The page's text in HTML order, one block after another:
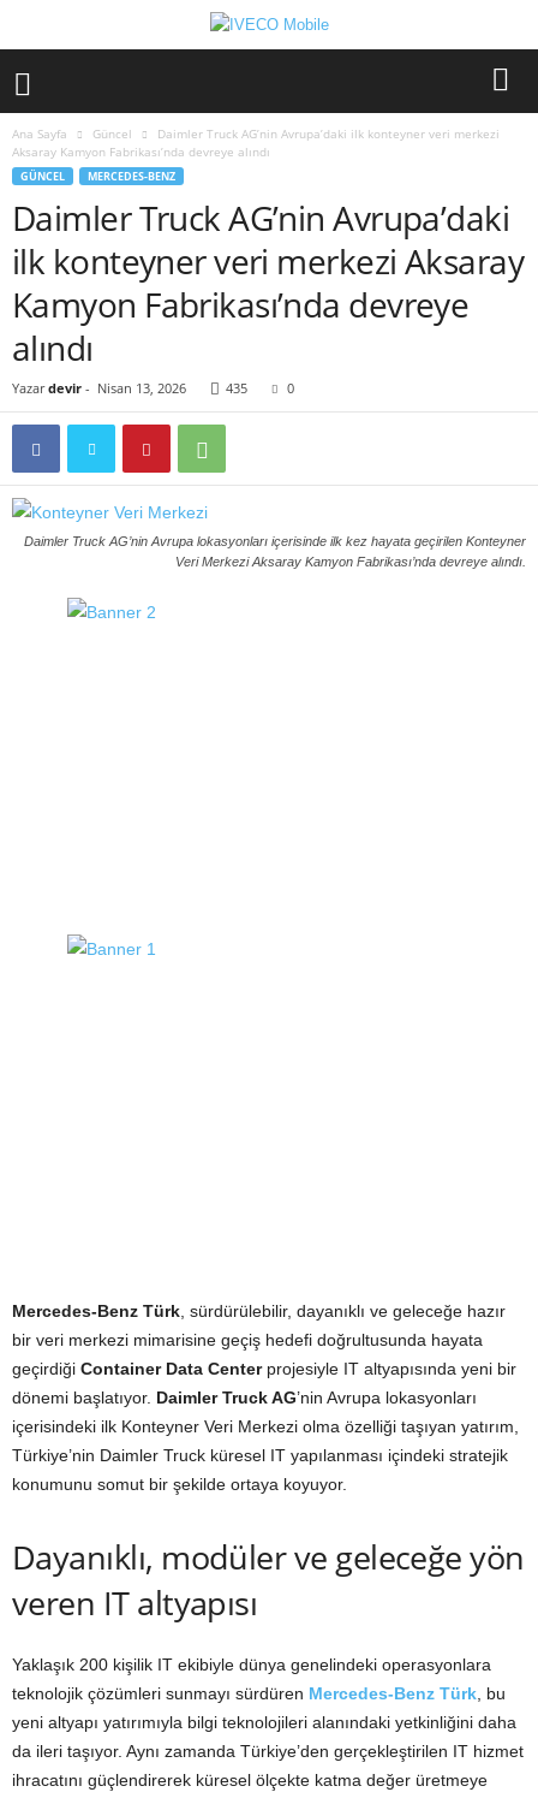
Ana Sayfa Güncel
Daimler Truck AG’nin Avrupa’daki ilk konteyner veri merkezi
Aksaray Kamyon Fabrikası’nda devreye alındı
GÜNCEL MERCEDES-BENZ
Daimler Truck AG’nin Avrupa’daki
ilk konteyner veri merkezi Aksaray
Kamyon Fabrikası’nda devreye
alındı
Yazar devir - Nisan 13, 2026 435 0
Daimler Truck AG’nin Avrupa lokasyonları içerisinde ilk kez hayata geçirilen Konteyner
Veri Merkezi Aksaray Kamyon Fabrikası’nda devreye alındı.
Mercedes-Benz Türk , sürdürülebilir, dayanıklı ve geleceğe hazır
bir veri merkezi mimarisine geçiş hedefi doğrultusunda hayata
geçirdiği Container Data Centerprojesiyle IT altyapısında yeni bir
dönemi başlatıyor. Daimler Truck AG’nin Avrupa lokasyonları
içerisindeki ilk Konteyner Veri Merkezi olma özelliği taşıyan yatırım,
Türkiye’nin Daimler Truck küresel IT yapılanması içindeki stratejik
konumunu somut bir şekilde ortaya koyuyor.
Dayanıklı, modüler ve geleceğe yön
veren IT altyapısı
Yaklaşık 200 kişilik IT ekibiyle dünya genelindeki operasyonlara
teknolojik çözümleri sunmayı sürdüren Mercedes-Benz Türk , bu
yeni altyapı yatırımıyla bilgi teknolojileri alanındaki yetkinliğini daha
da ileri taşıyor. Aynı zamanda Türkiye’den gerçekleştirilen IT hizmet
ihracatını güçlendirerek küresel ölçekte katma değer üretmeye